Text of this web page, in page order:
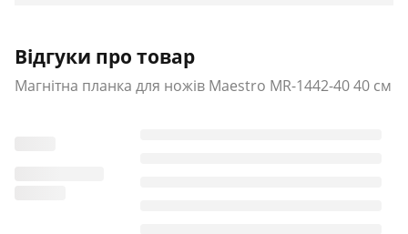
Відгуки про товар
Магнітна планка для ножів Maestro MR-1442-40 40 см